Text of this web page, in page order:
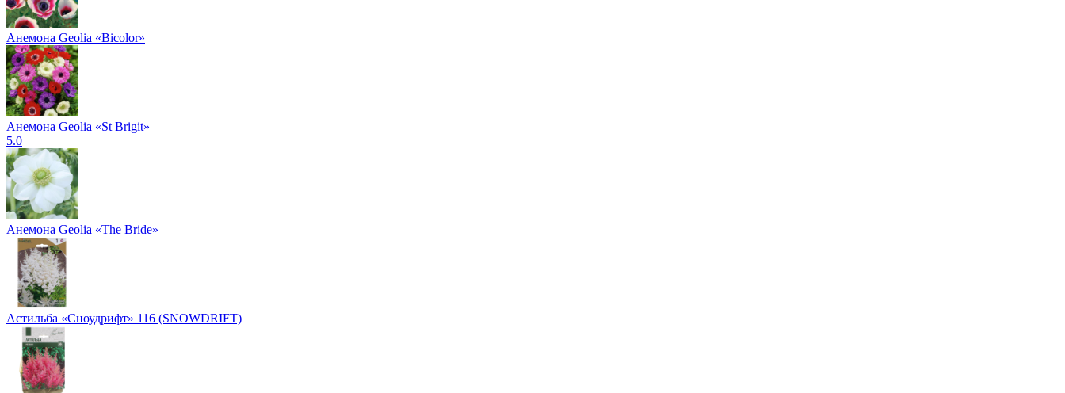
Анемона Geolia «Bicolor»
Анемона Geolia «St Brigit»
5.0
Анемона Geolia «The Bride»
Астильба «Сноудрифт» 116 (SNOWDRIFT)